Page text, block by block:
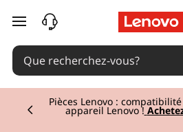
passer au contenu principal
Pièces Lenovo :
appareil Lenovo !
Currently displaying item 2 of 3